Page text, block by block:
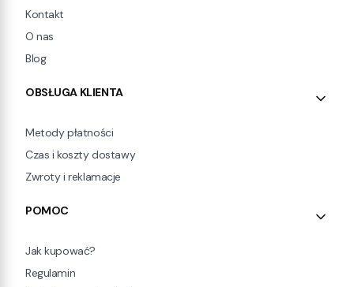
Kontakt
O nas
Blog
OBSŁUGA KLIENTA
Metody płatności
Czas i koszty dostawy
Zwroty i reklamacje
POMOC
Jak kupować?
Regulamin